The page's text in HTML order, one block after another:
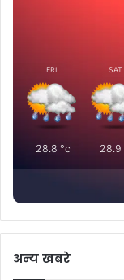
FRI
28.8 °c
SAT
28.9
अन्य खबरे